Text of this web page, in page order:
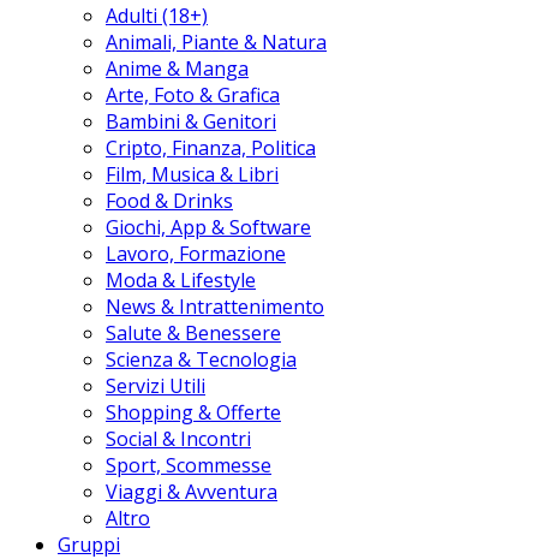
Adulti (18+)
Animali, Piante & Natura
Anime & Manga
Arte, Foto & Grafica
Bambini & Genitori
Cripto, Finanza, Politica
Film, Musica & Libri
Food & Drinks
Giochi, App & Software
Lavoro, Formazione
Moda & Lifestyle
News & Intrattenimento
Salute & Benessere
Scienza & Tecnologia
Servizi Utili
Shopping & Offerte
Social & Incontri
Sport, Scommesse
Viaggi & Avventura
Altro
Gruppi